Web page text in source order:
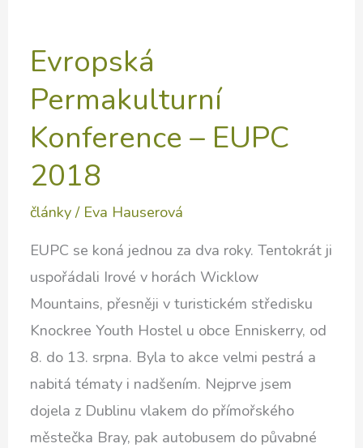
Evropská
Permakulturní
Konference – EUPC
2018
články / Eva Hauserová
EUPC se koná jednou za dva roky. Tentokrát ji
uspořádali Irové v horách Wicklow
Mountains, přesněji v turistickém středisku
Knockree Youth Hostel u obce Enniskerry, od
8. do 13. srpna. Byla to akce velmi pestrá a
nabitá tématy i nadšením. Nejprve jsem
dojela z Dublinu vlakem do přímořského
městečka Bray, pak autobusem do půvabné